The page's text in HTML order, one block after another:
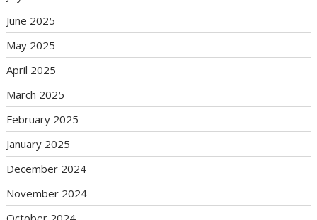
June 2025
May 2025
April 2025
March 2025
February 2025
January 2025
December 2024
November 2024